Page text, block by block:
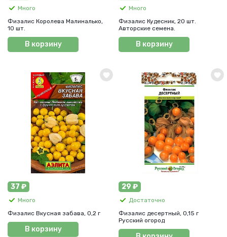
Много
Физалис Королева Малиналько,
10 шт.
В корзину
Много
Физалис Кудесник, 20 шт.
Авторские семена.
В корзину
37 ₽
Много
Физалис Вкусная забава, 0,2 г
В корзину
29 ₽
Достаточно
Физалис десертный, 0,15 г
Русский огород